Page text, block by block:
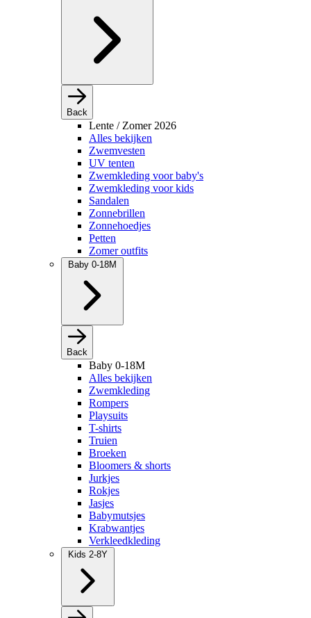
Back
Lente / Zomer 2026
Alles bekijken
Zwemvesten
UV tenten
Zwemkleding voor baby's
Zwemkleding voor kids
Sandalen
Zonnebrillen
Zonnehoedjes
Petten
Zomer outfits
Baby 0-18M
Back
Baby 0-18M
Alles bekijken
Zwemkleding
Rompers
Playsuits
T-shirts
Truien
Broeken
Bloomers & shorts
Jurkjes
Rokjes
Jasjes
Babymutsjes
Krabwantjes
Verkleedkleding
Kids 2-8Y